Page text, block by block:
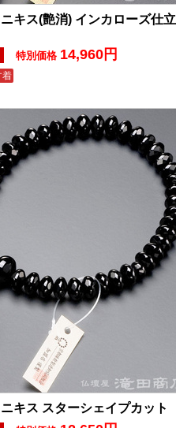
キス(艶消) インカローズ仕立
特別価格 14,960円
着
キス スターシェイプカット